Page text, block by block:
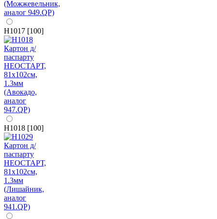
H1017 [100]
H1018 [100]